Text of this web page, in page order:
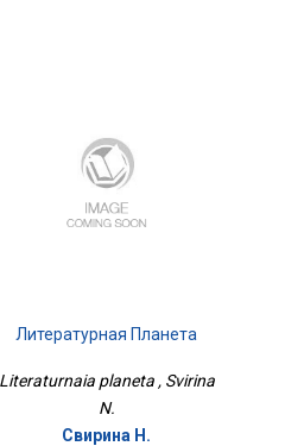
Литературная Планета
Literaturnaia planeta , Svirina
N.
Свирина Н.